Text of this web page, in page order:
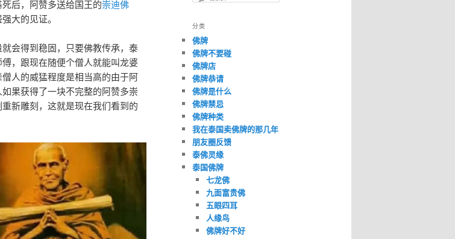
后，阿赞多送给国王的崇迪佛
大的见证。
会得到稳固，只要佛教传承，泰
，跟现在随便个僧人就能叫龙婆
人的威猛程度是相当高的由于阿
果获得了一块不完整的阿赞多崇
新雕刻，这就是现在我们看到的
分类
佛牌
佛牌不要碰
佛牌店
佛牌恭请
佛牌是什么
佛牌禁忌
佛牌种类
我在泰国卖佛牌的那几年
朋友圈反馈
泰佛灵缘
泰国佛牌
七龙佛
九面富贵佛
五眼四耳
人缘鸟
佛牌好不好